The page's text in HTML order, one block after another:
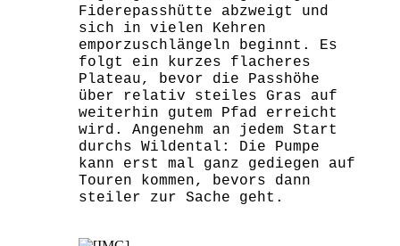
Fiderepasshütte abzweigt und
sich in vielen Kehren
emporzuschlängeln beginnt. Es
folgt ein kurzes flacheres
Plateau, bevor die Passhöhe
über relativ steiles Gras auf
weiterhin gutem Pfad erreicht
wird. Angenehm an jedem Start
durchs Wildental: Die Pumpe
kann erst mal ganz gediegen auf
Touren kommen, bevors dann
steiler zur Sache geht.